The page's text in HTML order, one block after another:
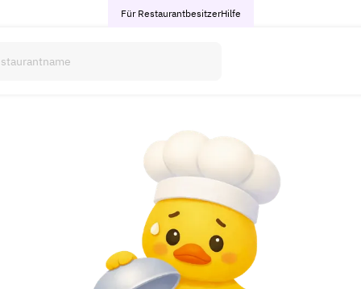
Für RestaurantbesitzerHilfe